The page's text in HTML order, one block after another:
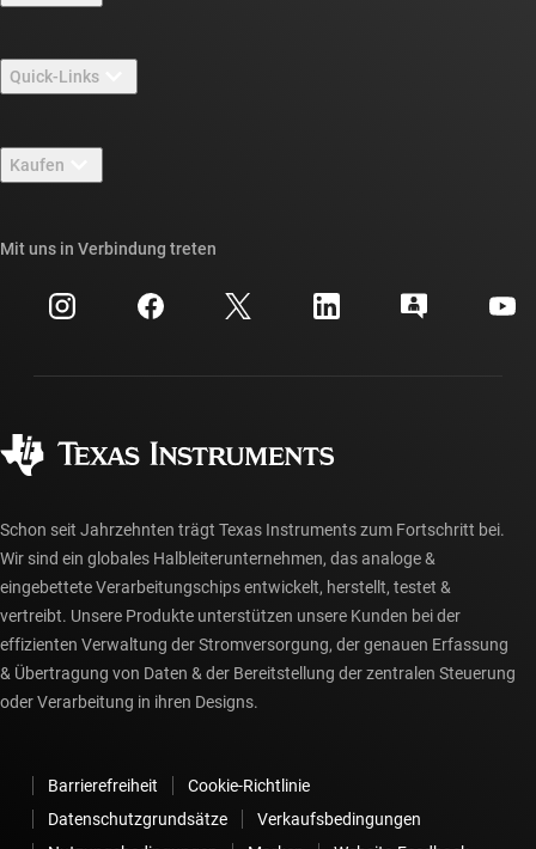
Stellenangebote
Newsroom
Veranstaltungen
Investorenbeziehungen
Quick-Links
TI E2E™-Design-Support-Foren
Querverweis-Suche
Kundensupportzentrum
myTI-Konto FAQs
Kaufen
Häufig gestellte Fragen zu Bestellungen
Mit uns in Verbindung treten
Schon seit Jahrzehnten trägt Texas Instruments zum Fortschritt bei.
Wir sind ein globales Halbleiterunternehmen, das analoge &
eingebettete Verarbeitungschips entwickelt, herstellt, testet &
vertreibt. Unsere Produkte unterstützen unsere Kunden bei der
effizienten Verwaltung der Stromversorgung, der genauen Erfassung
& Übertragung von Daten & der Bereitstellung der zentralen Steuerung
oder Verarbeitung in ihren Designs.
Barrierefreiheit
Cookie-Richtlinie
Datenschutzgrundsätze
Verkaufsbedingungen